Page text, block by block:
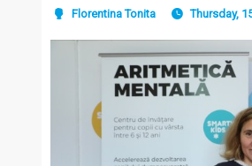
Florentina Tonita Thursday,